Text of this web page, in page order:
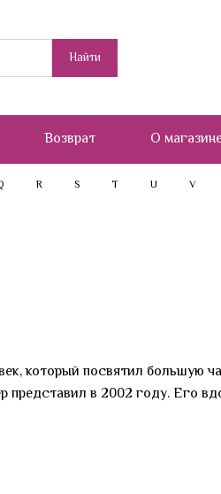
Возврат О
R S T U V
который посвятил большую
в 2002 году. Его